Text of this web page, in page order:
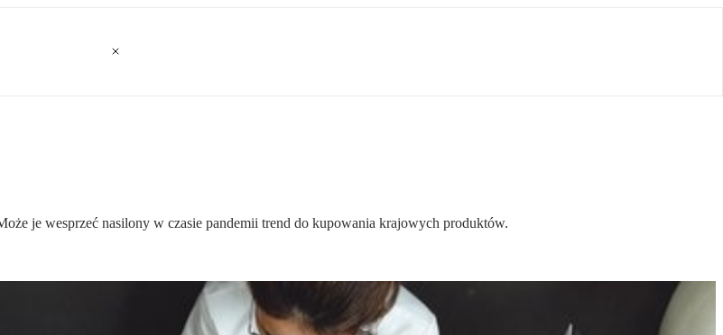
je wesprzeć nasilony w czasie pandemii trend do kupowania krajowych produktów.